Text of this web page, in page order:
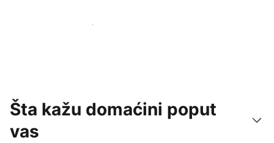
Privucite nove goste već danas
Šta kažu domaćini poput
vas